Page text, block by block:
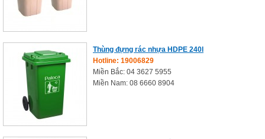
Thùng đựng rác nhựa HDPE 240l
Hotline: 19006829
Miền Bắc: 04 3627 5955
Miền Nam: 08 6660 8904